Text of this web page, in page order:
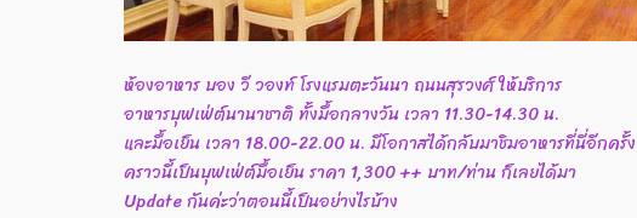
ห้องอาหาร บอง วี วองท์ โรงแรมตะวันนา ถนนสุรวงศ์ ให้บริการ
อาหารบุฟเฟ่ต์นานาชาติ ทั้งมื้อกลางวัน เวลา 11.30-14.30 น.
และมื้อเย็น เวลา 18.00-22.00 น. มีโอกาสได้กลับมาชิมอาหารที่นี่อีกครั้ง
คราวนี้เป็นบุฟเฟ่ต์มื้อเย็น ราคา 1,300 ++ บาท/ท่าน ก็เลยได้มา
Update กันค่ะว่าตอนนี้เป็นอย่างไรบ้าง